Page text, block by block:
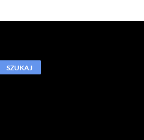
SZUKAJ
channel/